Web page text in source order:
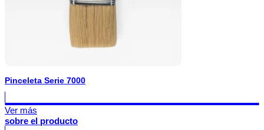
Pinceleta Serie 7000
Ver más
sobre el producto